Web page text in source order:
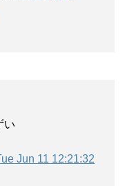
い
Jun 11 12:21:32